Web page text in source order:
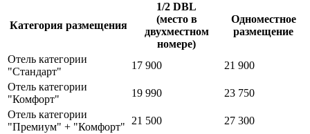
Категория размещения
1/2 DBL
(место в
двухместном
номере)
Одноместное
размещение
Отель категории
"Стандарт"
17 900
21 900
Отель категории
"Комфорт"
19 990
23 750
Отель категории
"Премиум" + "Комфорт"
21 500 27 300